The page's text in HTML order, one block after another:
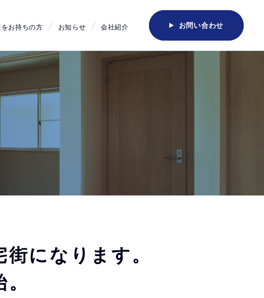
お持ちの方 お知らせ 会社紹介 お問い合わせ
になります。